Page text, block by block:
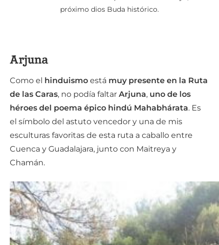
próximo dios Buda histórico.
Arjuna
Como el hinduismo está muy presente en la Ruta
de las Caras, no podía faltar Arjuna, uno de los
héroes del poema épico hindú Mahabhárata. Es
el símbolo del astuto vencedor y una de mis
esculturas favoritas de esta ruta a caballo entre
Cuenca y Guadalajara, junto con Maitreya y
Chamán.